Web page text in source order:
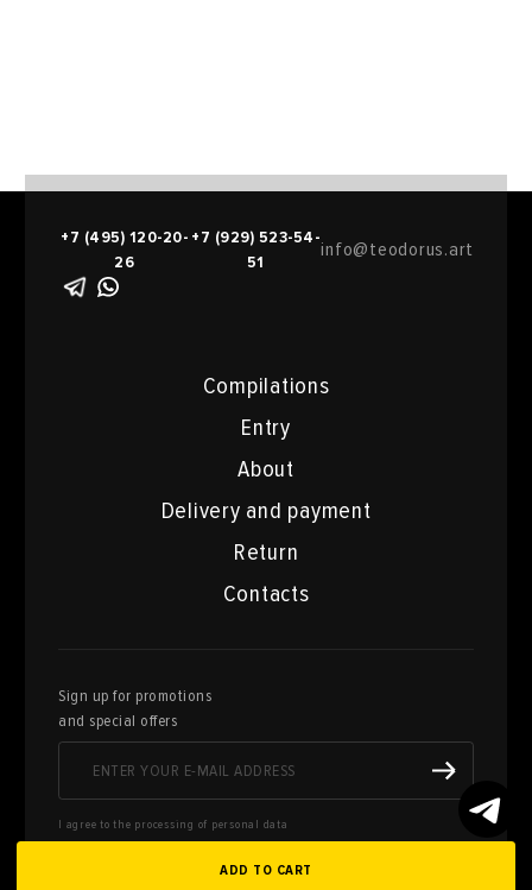
ADD TO CART
Compilations
Entry
About
Delivery and payment
Return
Contacts
+7 (495) 120-20-
26
+7 (929) 523-54-
51
info@teodorus.art
Sign up for promotions
and special offers
I agree to the processing of personal data